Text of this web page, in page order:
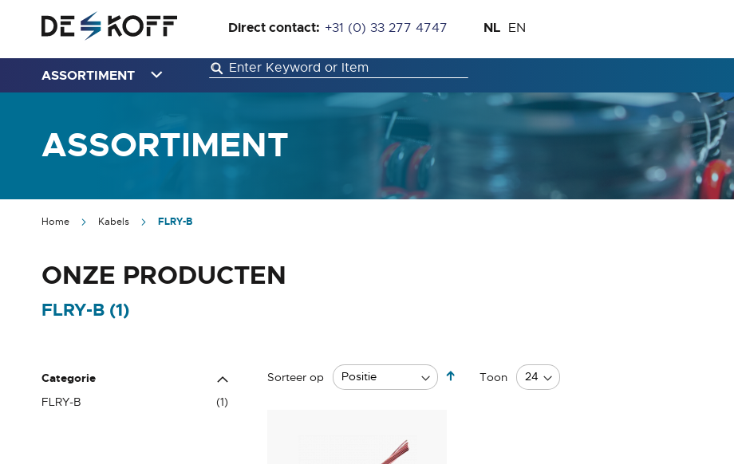
Direct contact: +31 (0) 33 277 4747
de
inhoud
Taal
NL EN
ASSORTIMENT
ASSORTIMENT
Home Kabels FLRY-B
ONZE PRODUCTEN
FLRY-B (1)
Sorteer op
VanToon
Categorie
FLRY-B
1
product